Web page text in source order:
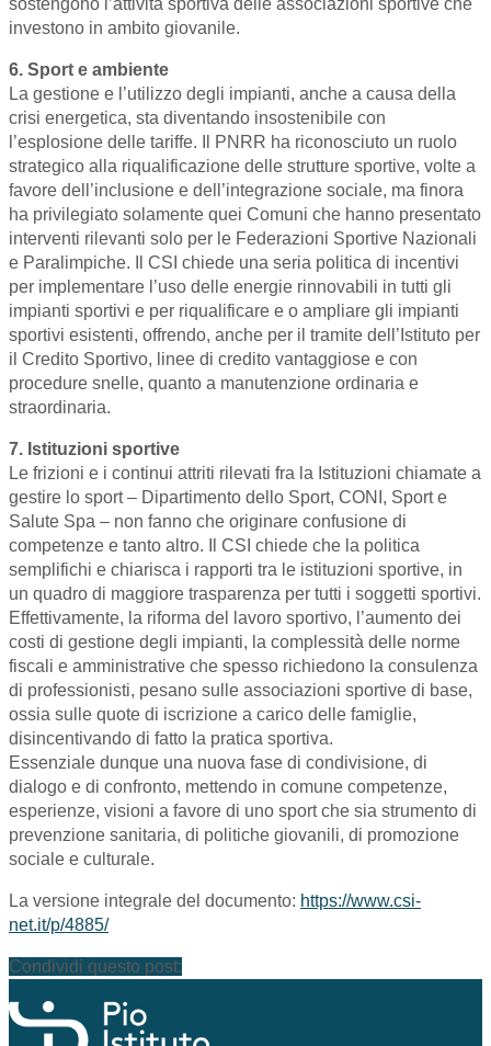
sostengono l’attività sportiva delle associazioni sportive che
investono in ambito giovanile.
6. Sport e ambiente
La gestione e l’utilizzo degli impianti, anche a causa della
crisi energetica, sta diventando insostenibile con
l’esplosione delle tariffe. Il PNRR ha riconosciuto un ruolo
strategico alla riqualificazione delle strutture sportive, volte a
favore dell’inclusione e dell’integrazione sociale, ma finora
ha privilegiato solamente quei Comuni che hanno presentato
interventi rilevanti solo per le Federazioni Sportive Nazionali
e Paralimpiche. Il CSI chiede una seria politica di incentivi
per implementare l’uso delle energie rinnovabili in tutti gli
impianti sportivi e per riqualificare e o ampliare gli impianti
sportivi esistenti, offrendo, anche per il tramite dell’Istituto per
il Credito Sportivo, linee di credito vantaggiose e con
procedure snelle, quanto a manutenzione ordinaria e
straordinaria.
7. Istituzioni sportive
Le frizioni e i continui attriti rilevati fra la Istituzioni chiamate a
gestire lo sport – Dipartimento dello Sport, CONI, Sport e
Salute Spa – non fanno che originare confusione di
competenze e tanto altro. Il CSI chiede che la politica
semplifichi e chiarisca i rapporti tra le istituzioni sportive, in
un quadro di maggiore trasparenza per tutti i soggetti sportivi.
Effettivamente, la riforma del lavoro sportivo, l’aumento dei
costi di gestione degli impianti, la complessità delle norme
fiscali e amministrative che spesso richiedono la consulenza
di professionisti, pesano sulle associazioni sportive di base,
ossia sulle quote di iscrizione a carico delle famiglie,
disincentivando di fatto la pratica sportiva.
Essenziale dunque una nuova fase di condivisione, di
dialogo e di confronto, mettendo in comune competenze,
esperienze, visioni a favore di uno sport che sia strumento di
prevenzione sanitaria, di politiche giovanili, di promozione
sociale e culturale.
La versione integrale del documento: https://www.csi-
net.it/p/4885/
Condividi questo post: